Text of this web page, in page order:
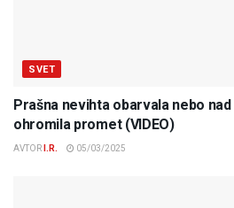
SVET
Prašna nevihta obarvala nebo
ohromila promet (VIDEO)
AVTOR I.R. 05/03/2025